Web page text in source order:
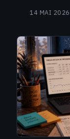
14 MAI 2026